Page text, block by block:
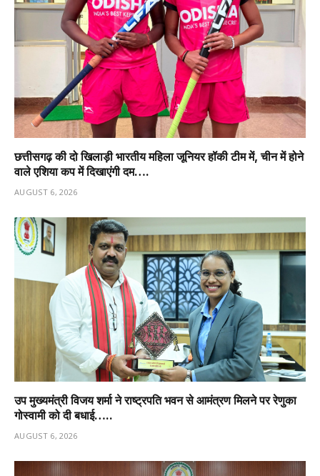
छत्तीसगढ़ की दो खिलाड़ी भारतीय महिला जूनियर हॉकी टीम में, चीन में होने
वाले एशिया कप में दिखाएंगी दम….
AUGUST 6, 2026
उप मुख्यमंत्री विजय शर्मा ने राष्ट्रपति भवन से आमंत्रण मिलने पर रेणुका
गोस्वामी को दी बधाई…..
AUGUST 6, 2026